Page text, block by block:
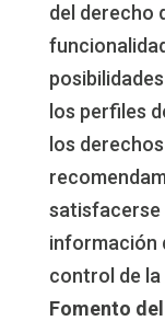
del derecho
los perfiles
los
satisfacerse
información
control de la
Fomento